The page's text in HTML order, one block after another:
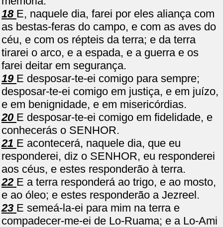
18 E, naquele dia, farei por eles aliança com
as bestas-feras do campo, e com as aves do
céu, e com os répteis da terra; e da terra
tirarei o arco, e a espada, e a guerra e os
farei deitar em segurança.
19 E desposar-te-ei comigo para sempre;
desposar-te-ei comigo em justiça, e em juízo,
e em benignidade, e em misericórdias.
20 E desposar-te-ei comigo em fidelidade, e
conhecerás o SENHOR.
21 E acontecerá, naquele dia, que eu
responderei, diz o SENHOR, eu responderei
aos céus, e estes responderão à terra.
22 E a terra responderá ao trigo, e ao mosto,
e ao óleo; e estes responderão a Jezreel.
23 E semeá-la-ei para mim na terra e
compadecer-me-ei de Lo-Ruama; e a Lo-Ami